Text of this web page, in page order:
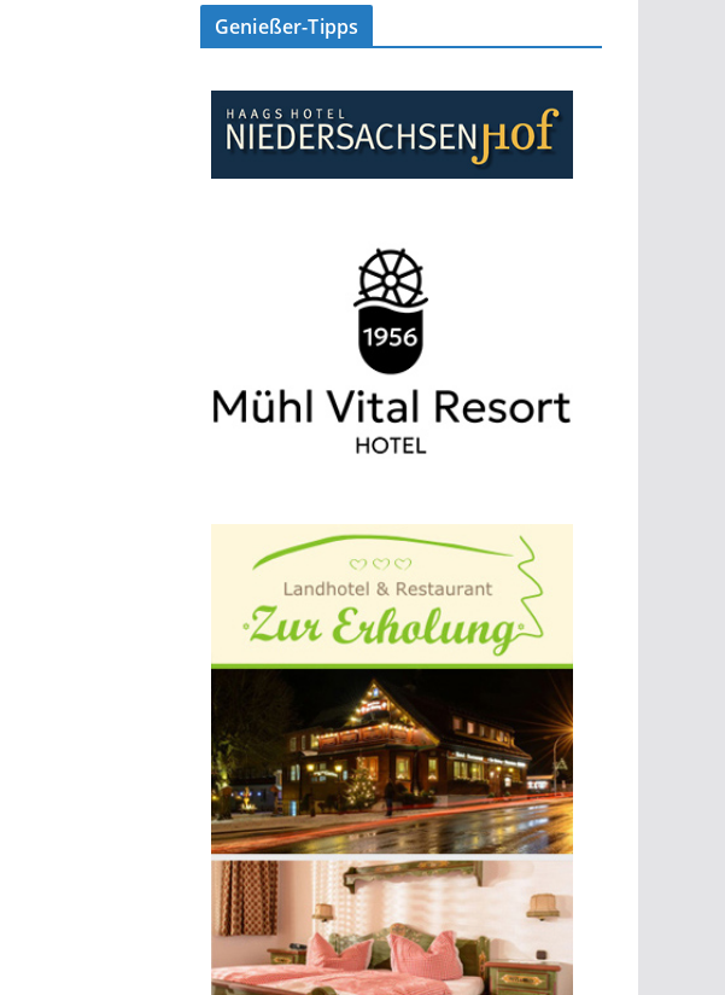
Genießer-Tipps